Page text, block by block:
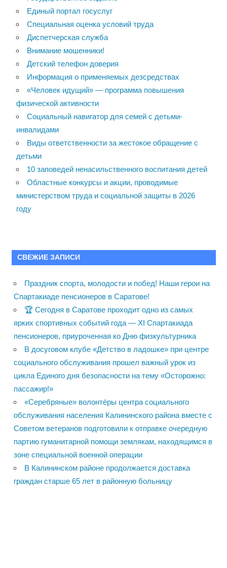
Единый портал госуслуг
Специальная оценка условий труда
Диспетчерская служба
Внимание мошенники!
Детский телефон доверия
Информация о применяемых дезсредствах
«Человек идущий» — программа повышения
физической активности
Социальный навигатор для семей с детьми-
инвалидами
Виды ответственности за жестокое обращение с
детьми
10 заповедей ненасильственного воспитания детей
Областные конкурсы и акции, проводимые
министерством труда и социальной защиты в 2026
году
СВЕЖИЕ ЗАПИСИ
Праздник спорта, молодости и побед! Наши герои на
Спартакиаде пенсионеров в Саратове!
🏆 Сегодня в Саратове проходит одно из самых
ярких спортивных событий года — XI Спартакиада
пенсионеров, приуроченная ко Дню физкультурника
В досуговом клубе «Детство в ладошке» при центре
социального обслуживания прошел важный урок из
цикла Единого дня безопасности на тему «Осторожно:
пассажир!»
«Серебряные» волонтёры центра социального
обслуживания населения Калининского района вместе с
Советом ветеранов подготовили к отправке очередную
партию гуманитарной помощи землякам, находящимся в
зоне специальной военной операции
В Калининском районе продолжается доставка
граждан старше 65 лет в районную больницу